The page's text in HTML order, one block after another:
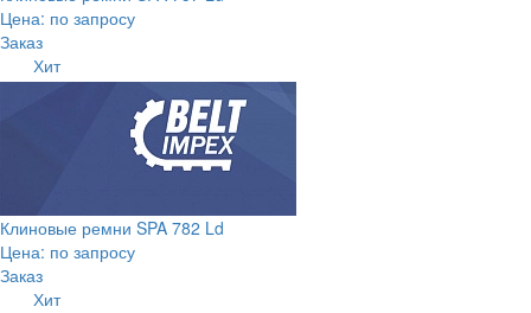
Цена: по запросу
Заказ
Хит
Клиновые ремни SPA 782 Ld
Цена: по запросу
Заказ
Хит